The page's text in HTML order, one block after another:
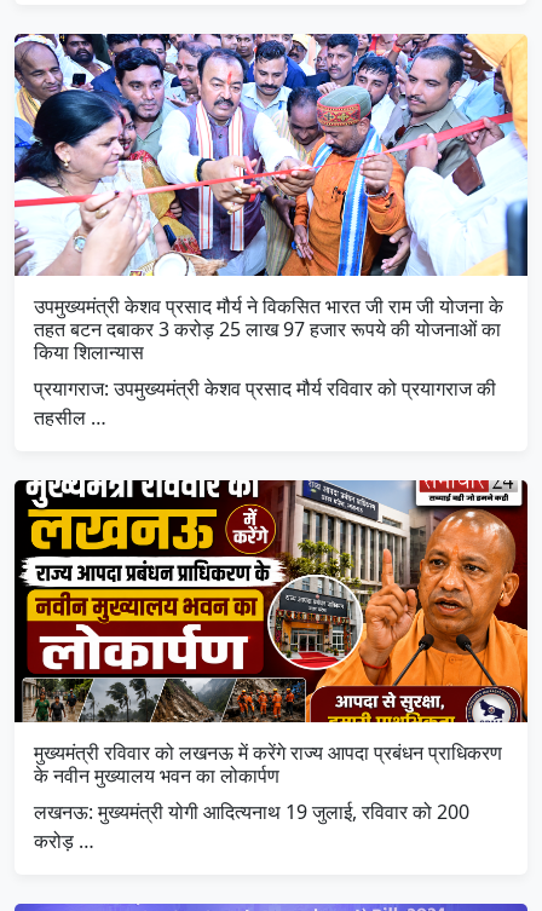
उपमुख्यमंत्री केशव प्रसाद मौर्य ने विकसित भारत जी राम जी योजना के
तहत बटन दबाकर 3 करोड़ 25 लाख 97 हजार रूपये की योजनाओं का
किया शिलान्यास
प्रयागराज: उपमुख्यमंत्री केशव प्रसाद मौर्य रविवार को प्रयागराज की
तहसील …
मुख्यमंत्री रविवार को लखनऊ में करेंगे राज्य आपदा प्रबंधन प्राधिकरण
के नवीन मुख्यालय भवन का लोकार्पण
लखनऊ: मुख्यमंत्री योगी आदित्यनाथ 19 जुलाई, रविवार को 200
करोड़ …